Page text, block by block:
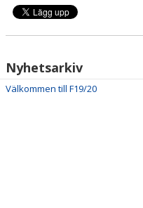
Nyhetsarkiv
Välkommen till F19/20